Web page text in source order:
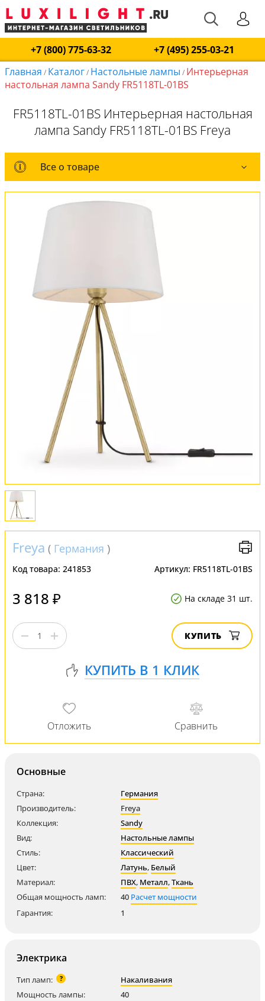
+7 (800) 775-63-32
+7 (495) 255-03-21
Главная / Каталог/ Настольные лампы / Интерьерная
настольная лампа Sandy FR5118TL-01BS
FR5118TL-01BS Интерьерная настольная
лампа Sandy FR5118TL-01BS Freya
Все о товаре
Все о товаре
Комплект лампочек
Вся коллекция
Обмен и возврат
Установка
Отзывы
Freya ( Германия )
Код товара: 241853 Артикул: FR5118TL-01BS
3 818 ₽ На складе 31 шт.
КУПИТЬ
Основные
Страна:
Германия
Производитель:
Freya
Коллекция:
Sandy
Вид:
Настольные лампы
Стиль:
Классический
Цвет:
Латунь, Белый
Материал:
ПВХ, Металл,Ткань
Общая мощность ламп:
40 Расчет мощности
Гарантия:
1
Электрика
Тип ламп: ?
Накаливания
Мощность лампы:
40